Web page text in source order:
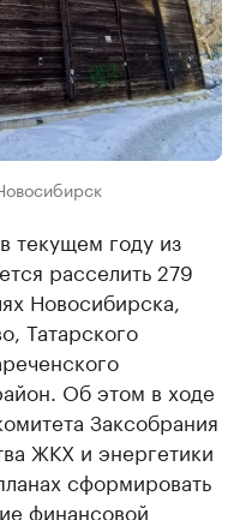
текущем году из
расселить 279
Новосибирска,
Татарского
Об этом в ходе
Заксобрания
ЖКХ и энергетики
сформировать
финансовой